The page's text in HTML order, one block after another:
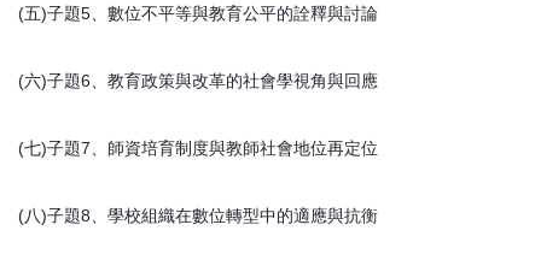
(五)子題5、數位不平等與教育公平的詮釋與討論
(六)子題6、教育政策與改革的社會學視角與回應
(七)子題7、師資培育制度與教師社會地位再定位
(八)子題8、學校組織在數位轉型中的適應與抗衡